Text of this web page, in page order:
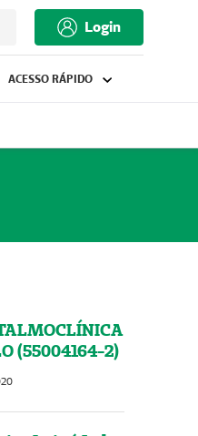
Login
ACESSO RÁPIDO
(55004164-2)